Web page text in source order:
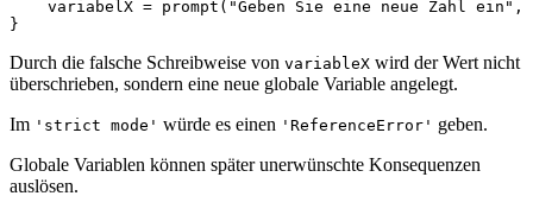
variabelX = prompt ( "Geben Sie eine neue Zahl ein" ,
}
Durch die falsche Schreibweise von variableX wird der Wert nicht
überschrieben, sondern eine neue globale Variable angelegt.
Im 'strict mode' würde es einen 'ReferenceError' geben.
Globale Variablen können später unerwünschte Konsequenzen
auslösen.